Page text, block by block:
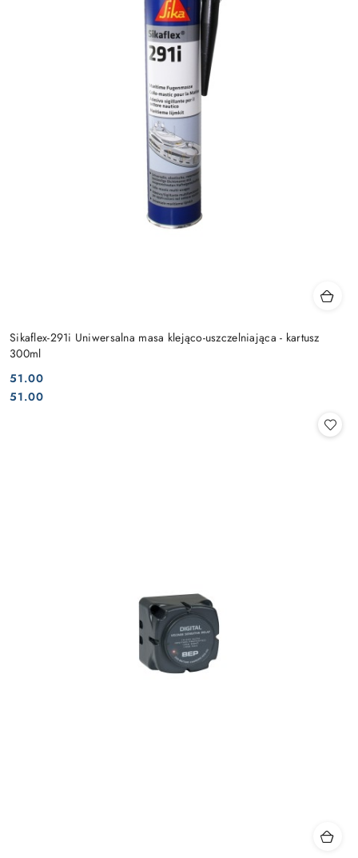
Sikaflex-291i Uniwersalna masa klejąco-uszczelniająca - kartusz
300ml
Cena:
51.00
Cena:
51.00